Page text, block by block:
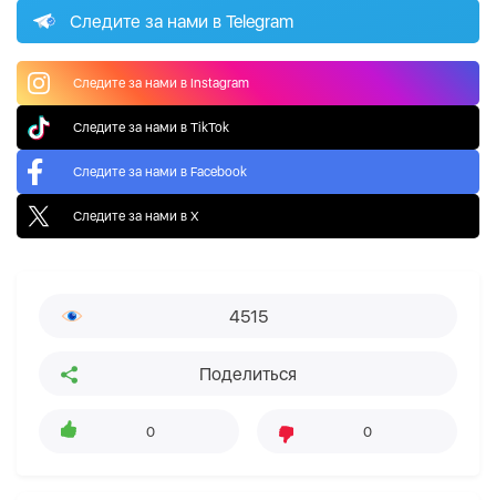
Следите за нами в Telegram
Следите за нами в Instagram
Следите за нами в TikTok
Следите за нами в Facebook
Следите за нами в X
4515
Поделиться
0 0